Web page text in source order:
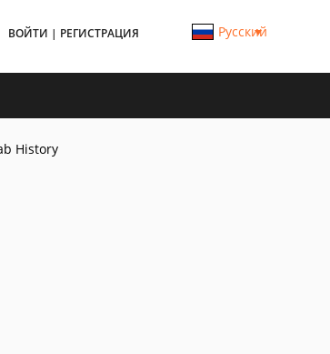
ВОЙТИ | РЕГИСТРАЦИЯ Русский
History